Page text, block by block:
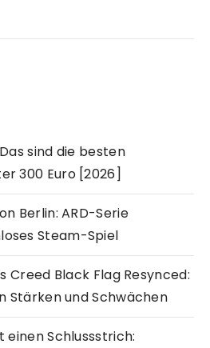
sind die besten
300 Euro [2026]
Berlin: ARD-Serie
Steam-Spiel
Creed Black Flag Resynced:
Stärken und Schwächen
einen Schlussstrich: